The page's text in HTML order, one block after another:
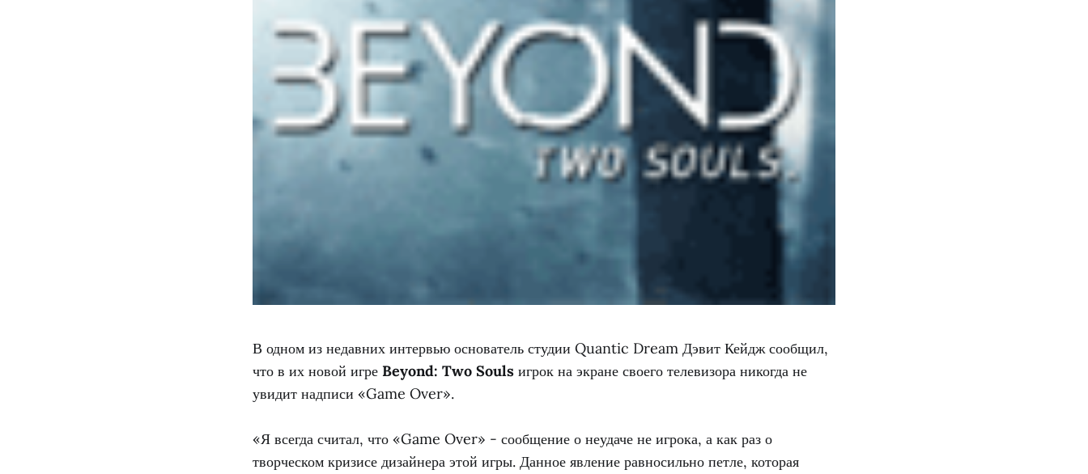
В одном из недавних интервью основатель студии Quantic Dream Дэвит Кейдж сообщил,
что в их новой игре Beyond: Two Souls игрок на экране своего телевизора никогда не
увидит надписи «Game Over».
«Я всегда считал, что «Game Over» - сообщение о неудаче не игрока, а как раз о
творческом кризисе дизайнера этой игры. Данное явление равносильно петле, которая